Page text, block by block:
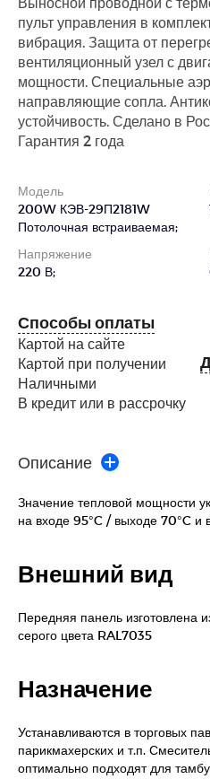
пульт управления в
вибрация. Защита от
вентиляционный узел с
мощности. Специальные
направляющие сопла.
устойчивость. Сделано в
Гарантия 2 года
Модель
200W КЭВ-29П2181W
Потолочная встраиваемая;
Напряжение
220 В;
Способы оплаты
Картой на сайте
Картой при получении
Наличными
В кредит или в рассрочку
Описание
Значение тепловой мощности
на входе 95°C / выходе 70°C и
Внешний вид
Передняя панель изготовлена
серого цвета RAL7035
Назначение
Устанавливаются в торговых
парикмахерских и т.п.
оптимально подходят для